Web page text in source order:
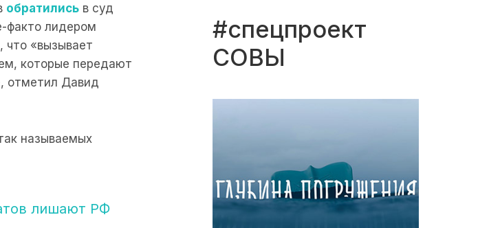
обратились в суд
факто лидером
что «вызывает
которые передают
отметил Давид
называемых
лишают РФ
#спецпроект
СОВЫ